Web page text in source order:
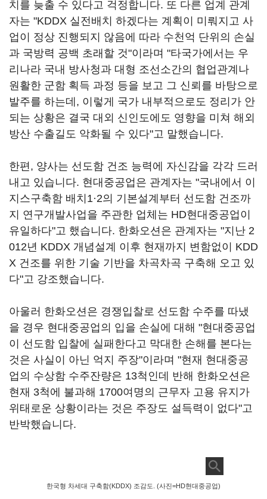
치를 늦출 수 있다고 걱정합니다. 또 다른 업계 관계
자는 "KDDX 실전배치 하겠다는 계획이 미뤄지고 사
업이 정상 진행되지 않음에 따라 수천억 단위의 손실
과 국방력 공백 초래할 것"이라며 "타국가에서는 우
리나라 국내 방사청과 대형 조선소간의 협업관계나
원활한 군함 획득 과정 등을 보고 그 신뢰를 바탕으로
발주를 하는데, 이렇게 국가 내부적으로도 정리가 안
되는 상황은 결국 대외 신인도에도 영향을 미쳐 해외
방산 수출길도 악화될 수 있다"고 말했습니다.
한편, 양사는 선도함 건조 능력에 자신감을 각각 드러
내고 있습니다. 현대중공업은 관계자는 "국내에서 이
지스구축함 배치1·2의 기본설계부터 선도함 건조까
지 연구개발사업을 주관한 업체는 HD현대중공업이
유일하다"고 했습니다. 한화오션은 관계자는 "지난 2
012년 KDDX 개념설계 이후 현재까지 변함없이 KDD
X 건조를 위한 기술 기반을 차곡차곡 구축해 오고 있
다"고 강조했습니다.
아울러 한화오션은 경쟁입찰로 선도함 수주를 따냈
을 경우 현대중공업의 입을 손실에 대해 "현대중공업
이 선도함 입찰에 실패한다고 막대한 손해를 본다는
것은 사실이 아닌 억지 주장"이라며 "현재 현대중공
업의 수상함 수주잔량은 13척인데 반해 한화오션은
현재 3척에 불과해 1700여명의 근무자 고용 유지가
위태로운 상황이라는 것은 주장도 설득력이 없다"고
반박했습니다.
한국형 차세대 구축함(KDDX) 조감도. (사진=HD현대중공업)